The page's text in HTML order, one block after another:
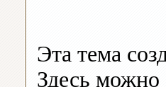
Эта тема
Здесь можно